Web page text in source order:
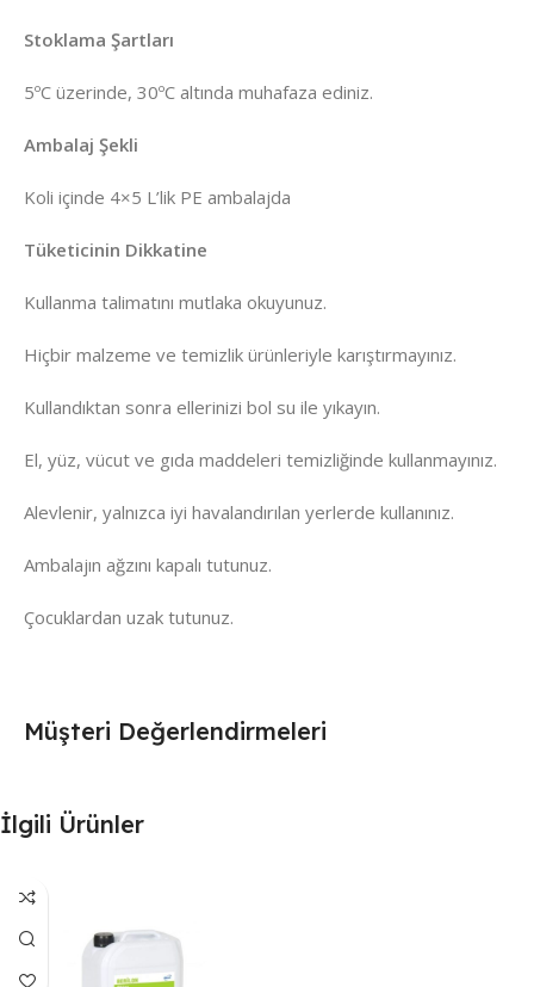
Stoklama Şartları
5ºC üzerinde, 30ºC altında muhafaza ediniz.
Ambalaj Şekli
Koli içinde 4×5 L’lik PE ambalajda
Tüketicinin Dikkatine
Kullanma talimatını mutlaka okuyunuz.
Hiçbir malzeme ve temizlik ürünleriyle karıştırmayınız.
Kullandıktan sonra ellerinizi bol su ile yıkayın.
El, yüz, vücut ve gıda maddeleri temizliğinde kullanmayınız.
Alevlenir, yalnızca iyi havalandırılan yerlerde kullanınız.
Ambalajın ağzını kapalı tutunuz.
Çocuklardan uzak tutunuz.
Müşteri Değerlendirmeleri
İlgili Ürünler